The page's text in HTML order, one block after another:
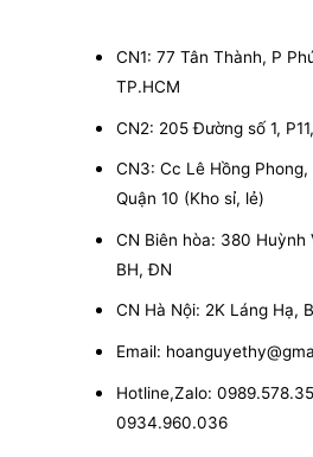
CN1: 77 Tân Thành, P
TP.HCM
CN2: 205 Đường số 1,
CN3: Cc Lê Hồng Phong,
Quận 10 (Kho sỉ, lẻ)
CN Biên hòa: 380 Huỳnh
BH, ĐN
CN Hà Nội: 2K Láng Hạ,
Email:
Hotline,Zalo:
0934.960.036